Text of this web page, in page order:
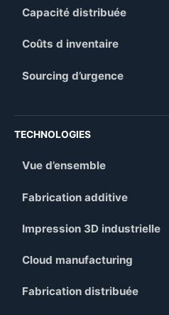
Capacité distribuée
Coûts d inventaire
Sourcing d’urgence
TECHNOLOGIES
Vue d’ensemble
Fabrication additive
Impression 3D industrielle
Cloud manufacturing
Fabrication distribuée